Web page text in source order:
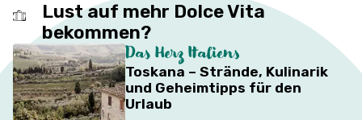
Lust auf mehr Dolce Vita
bekommen?
Das Herz Italiens
Toskana – Strände, Kulinarik
und Geheimtipps für den
Urlaub